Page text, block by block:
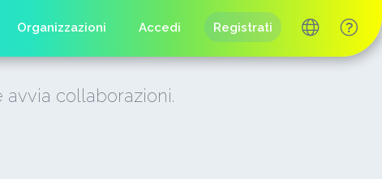
Organizzazioni Accedi Registrati
collaborazioni.